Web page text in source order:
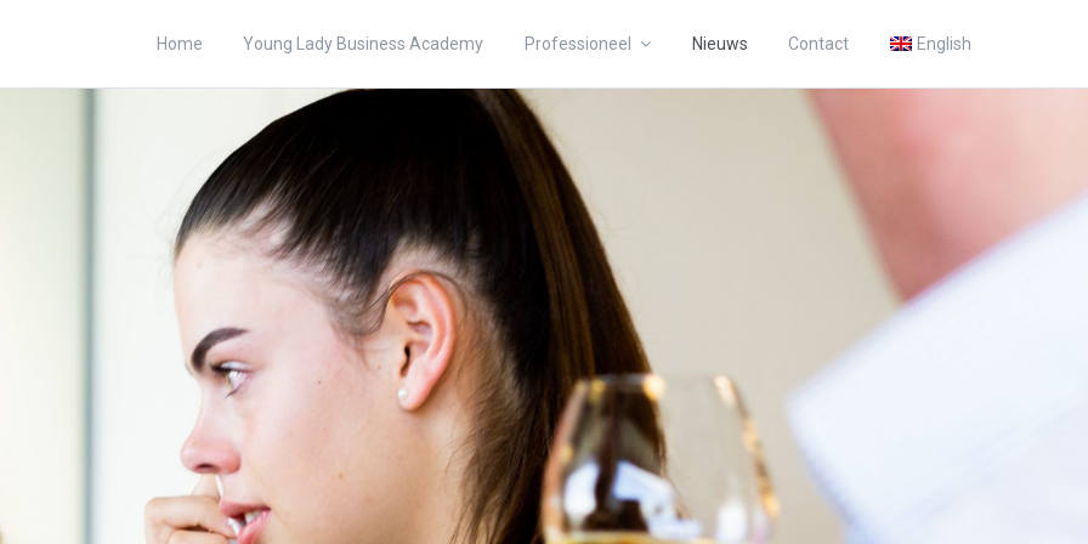
Home Young Lady Business Academy Professioneel Nieuws Contact English